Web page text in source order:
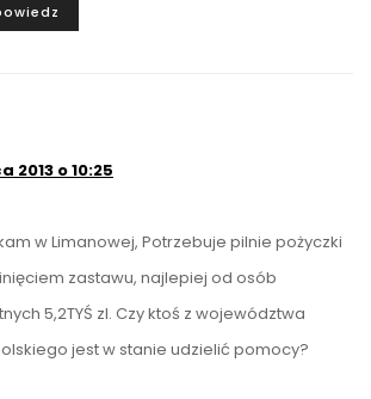
2013 o 10:25
w Limanowej, Potrzebuje pilnie pożyczki
zastawu, najlepiej od osób
5,2TYŚ zl. Czy ktoś z województwa
jest w stanie udzielić pomocy?